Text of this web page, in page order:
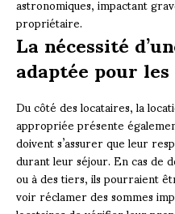
propriétaire.
La nécessité
adaptée pour
Du côté des locataires, la
appropriée présente
doivent s’assurer que leur
durant leur séjour. En cas de
ou à des tiers, ils pourraient
voir réclamer des sommes